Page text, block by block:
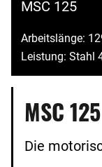
MSC 125
Arbeitslänge:
Leistung: Stahl
MSC 125
Die